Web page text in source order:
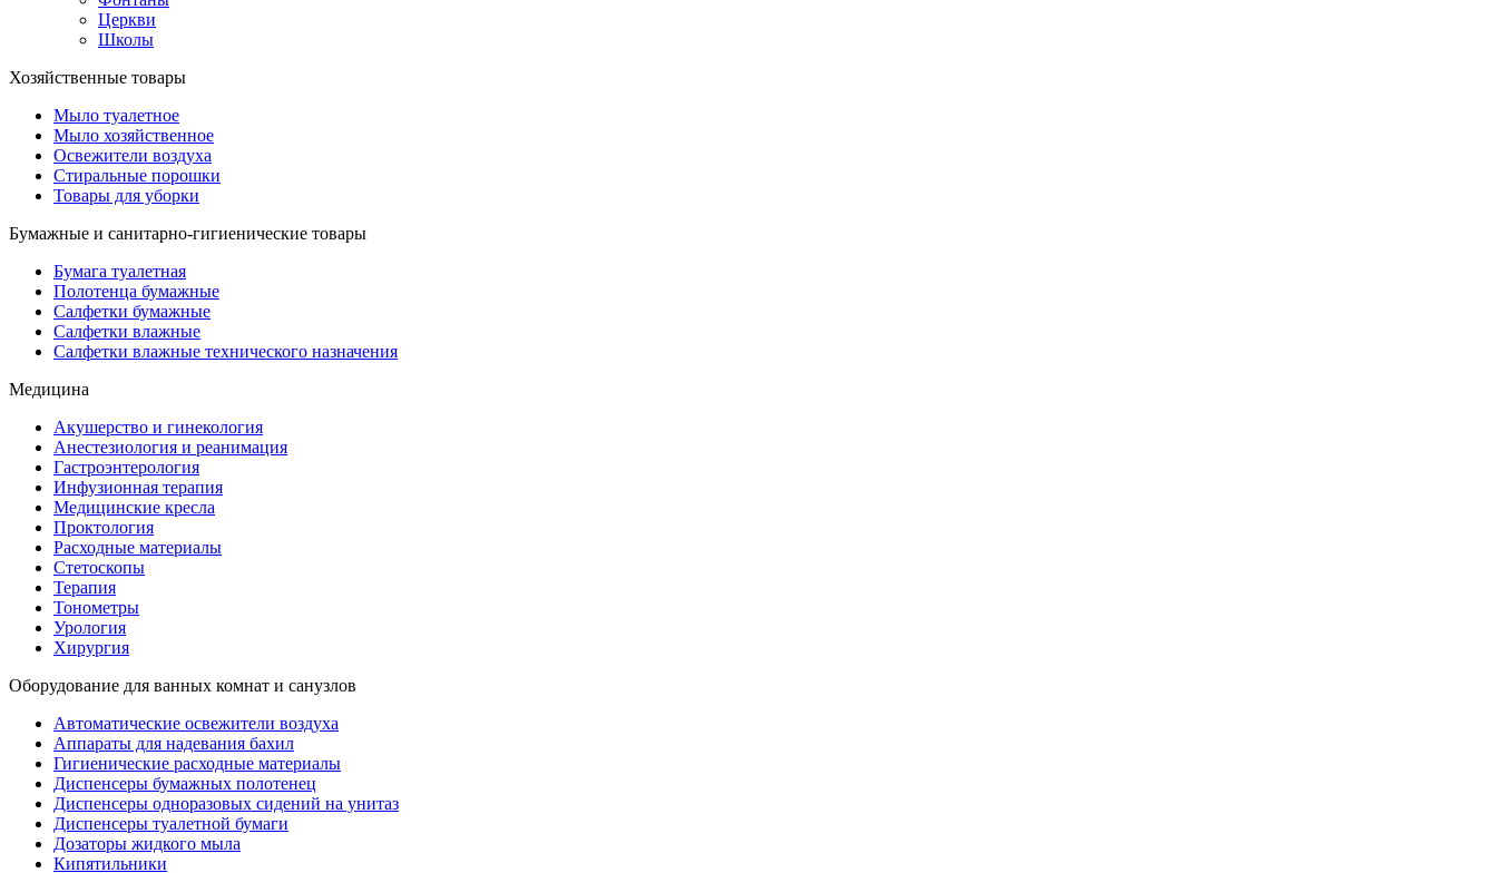
Церкви
Школы
Хозяйственные товары
Мыло туалетное
Мыло хозяйственное
Освежители воздуха
Стиральные порошки
Товары для уборки
Бумажные и санитарно-гигиенические товары
Бумага туалетная
Полотенца бумажные
Салфетки бумажные
Салфетки влажные
Салфетки влажные технического назначения
Медицина
Акушерство и гинекология
Анестезиология и реанимация
Гастроэнтерология
Инфузионная терапия
Медицинские кресла
Проктология
Расходные материалы
Стетоскопы
Терапия
Тонометры
Урология
Хирургия
Оборудование для ванных комнат и санузлов
Автоматические освежители воздуха
Аппараты для надевания бахил
Гигиенические расходные материалы
Диспенсеры бумажных полотенец
Диспенсеры одноразовых сидений на унитаз
Диспенсеры туалетной бумаги
Дозаторы жидкого мыла
Кипятильники